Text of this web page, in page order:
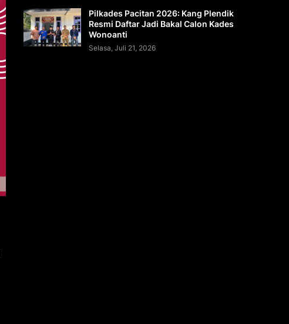
Pilkades Pacitan 2026: Kang Plendik
Resmi Daftar Jadi Bakal Calon Kades
Wonoanti
Selasa, Juli 21, 2026